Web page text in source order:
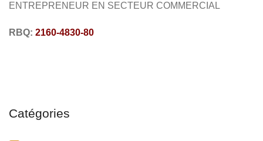
ENTREPRENEUR EN SECTEUR COMMERCIAL
RBQ: 2160-4830-80
Catégories